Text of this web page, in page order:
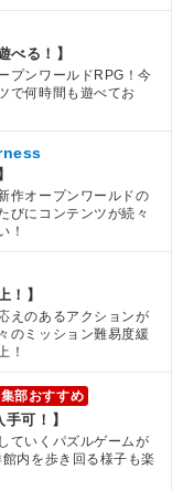
べる！】
プンワールドRPG！今
で何時間も遊べてお
作オープンワールドの
びにコンテンツが続々
！
！】
えのあるアクションが
のミッション難易度緩
！
部おすすめ
可！】
ていくパズルゲームが
内を歩き回る様子も楽